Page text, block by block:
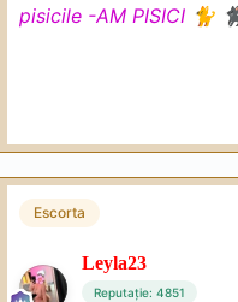
pisicile -AM PISICI 🐈
Escorta
Leyla23
Reputație: 4851